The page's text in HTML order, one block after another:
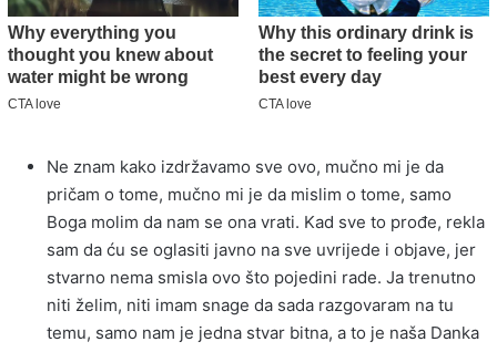
Ne znam kako izdržavamo sve ovo, mučno mi je da
pričam o tome, mučno mi je da mislim o tome, samo
Boga molim da nam se ona vrati. Kad sve to prođe, rekla
sam da ću se oglasiti javno na sve uvrijede i objave, jer
stvarno nema smisla ovo što pojedini rade. Ja trenutno
niti želim, niti imam snage da sada razgovaram na tu
temu, samo nam je jedna stvar bitna, a to je naša Danka